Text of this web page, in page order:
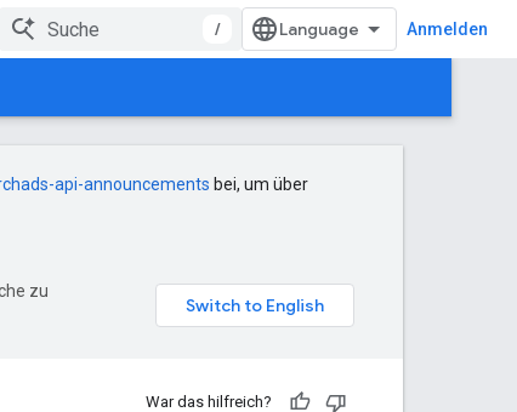
/ Anmelden
api-announcements bei, um über
zu
War das hilfreich?